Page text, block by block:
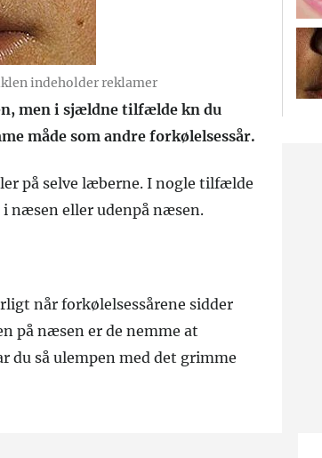
indeholder reklamer
men i sjældne tilfælde kn du
måde som andre forkølelsessår.
på selve læberne. I nogle tilfælde
næsen eller udenpå næsen.
når forkølelsessårene sidder
på næsen er de nemme at
så ulempen med det grimme